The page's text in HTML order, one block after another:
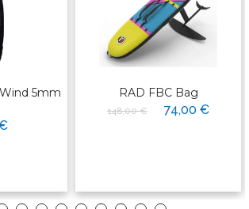
5mm
RAD FBC Bag
148,00 € 74,00 €